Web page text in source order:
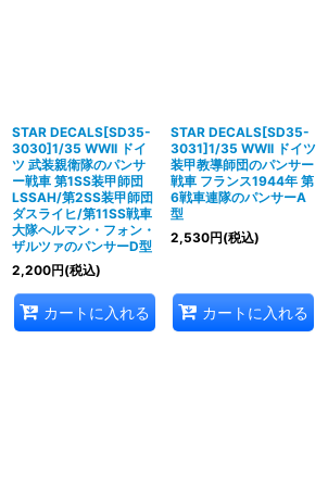
STAR DECALS[SD35-
3030]1/35 WWII ドイ
ツ 武装親衛隊のパンサ
ー戦車 第1SS装甲師団
LSSAH/第2SS装甲師団
ダスライヒ/第11SS戦車
大隊ヘルマン・フォン・
ザルツァのパンサーD型
2,200円(税込)
カートに入れる
STAR DECALS[SD35-
3031]1/35 WWII ドイツ
装甲教導師団のパンサー
戦車 フランス1944年 第
6戦車連隊のパンサーA
型
2,530円(税込)
カートに入れる